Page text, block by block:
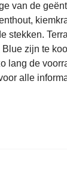
van de
stekken.
zijn te
lang de
alle